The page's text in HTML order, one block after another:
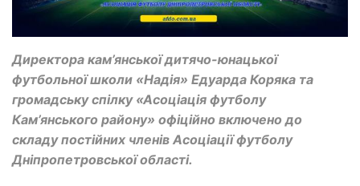
Директора кам’янської дитячо-юнацької
футбольної школи «Надія» Едуарда Коряка та
громадську спілку «Асоціація футболу
Кам’янського району» офіційно включено до
складу постійних членів Асоціації футболу
Дніпропетровської області.